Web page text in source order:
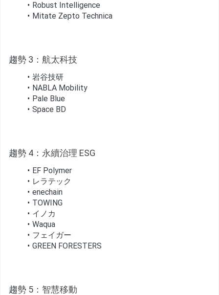
Robust Intelligence
Mitate Zepto Technica
趨勢 3：航太科技
岩谷技研
NABLA Mobility
Pale Blue
Space BD
趨勢 4：永續治理 ESG
EF Polymer
レラテック
enechain
TOWING
イノカ
Waqua
フェイガー
GREEN FORESTERS
趨勢 5：智慧移動